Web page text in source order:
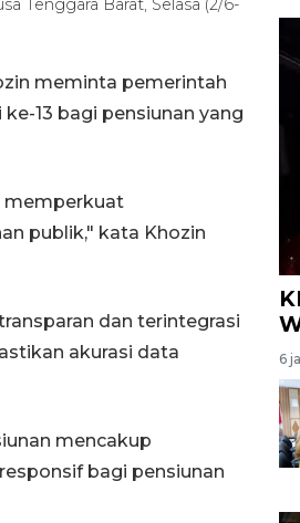
Tenggara Barat, Selasa (2/6-
meminta pemerintah
13 bagi pensiunan yang
memperkuat
publik," kata Khozin
dan terintegrasi
akurasi data
mencakup
bagi pensiunan
6